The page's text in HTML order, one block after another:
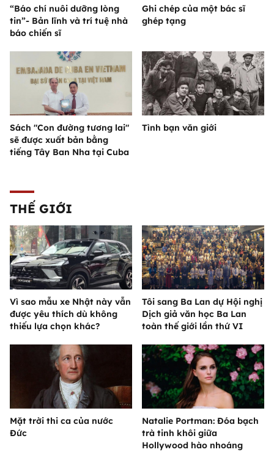
“Báo chí nuôi dưỡng lòng
tin”- Bản lĩnh và trí tuệ nhà
báo chiến sĩ
Ghi chép của một bác sĩ
ghép tạng
Sách "Con đường tương lai"
sẽ được xuất bản bằng
tiếng Tây Ban Nha tại Cuba
Tình bạn văn giới
THẾ GIỚI
Vì sao mẫu xe Nhật này vẫn
được yêu thích dù không
thiếu lựa chọn khác?
Tôi sang Ba Lan dự Hội nghị
Dịch giả văn học Ba Lan
toàn thế giới lần thứ VI
Mặt trời thi ca của nước
Đức
Natalie Portman: Đóa bạch
trà tinh khôi giữa
Hollywood hào nhoáng